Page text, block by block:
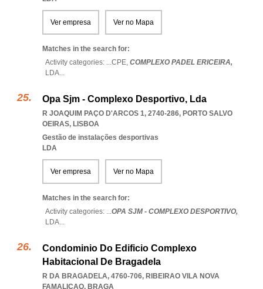
Ver empresa Ver no Mapa
Matches in the search for:
Activity categories: ...CPE, COMPLEXO PADEL ERICEIRA,
LDA...
Opa Sjm - Complexo Desportivo, Lda
R JOAQUIM PAÇO D'ARCOS 1, 2740-286, PORTO SALVO
OEIRAS, LISBOA
Gestão de instalações desportivas
LDA
Ver empresa Ver no Mapa
Matches in the search for:
Activity categories: ...OPA SJM - COMPLEXO DESPORTIVO,
LDA...
Condominio Do Edificio Complexo
Habitacional De Bragadela
R DA BRAGADELA, 4760-706, RIBEIRAO VILA NOVA
FAMALICAO, BRAGA